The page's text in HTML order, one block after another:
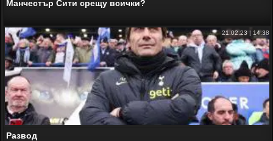
Манчестър Сити срещу всички?
21.02.23 | 14:38
Развод